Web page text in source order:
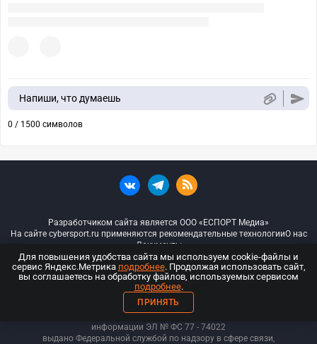
Напиши, что думаешь
0 / 1500 символов
Разработчиком сайта является ООО «ЕСПОРТ Медиа»
На сайте cybersport.ru применяются рекомендательные технологииО нас
Документы
© ООО «Киберспорт.ру» — Все права защищены
18+
ООО «Киберспорт.ру». Свидетельство о регистрации средств массовой
информации ЭЛ № ФС 77 - 74022
выдано Федеральной службой по надзору в сфере связи,
Для повышения удобства сайта мы используем cookie-файлы и
сервис Яндекс.Метрика подробнее. Продолжая использовать сайт,
вы соглашаетесь на обработку файлов, используемых сервисом
подробнее.
ПРИНЯТЬ